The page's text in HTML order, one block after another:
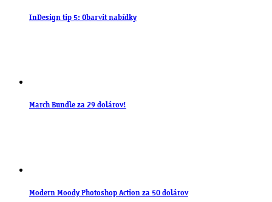
InDesign tip 5: Obarvit nabídky
March Bundle za 29 dolárov!
Modern Moody Photoshop Action za 50 dolárov